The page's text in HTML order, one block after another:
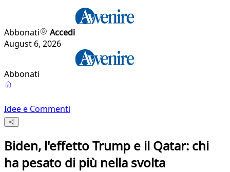
Abbonati
Accedi
August 6, 2026
Abbonati
Idee e Commenti
Biden, l'effetto Trump e il Qatar: chi
ha pesato di più nella svolta